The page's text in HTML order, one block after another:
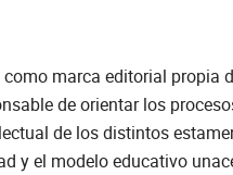
como marca editorial propia
de orientar los
de los distintos
y el modelo educativo